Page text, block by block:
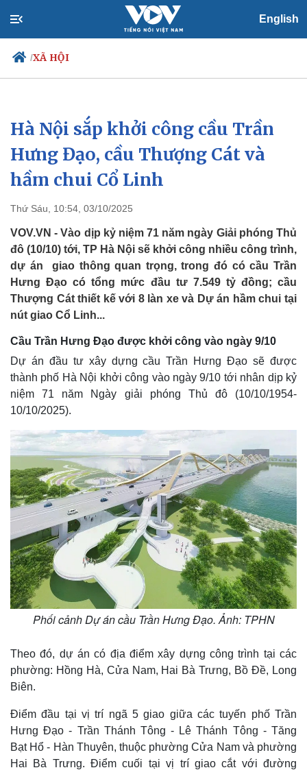
English
/XÃ HỘI
Chính trị
Đảng
Tổ chức nhân sự
Quốc hội
Xã hội
Tin 24h
Dự báo thời tiết
Hà Nội sắp khởi công cầu Trần
Hưng Đạo, cầu Thượng Cát và
hầm chui Cổ Linh
Thứ Sáu, 10:54, 03/10/2025
VOV.VN - Vào dịp kỷ niệm 71 năm ngày Giải phóng Thủ
đô (10/10) tới, TP Hà Nội sẽ khởi công nhiều công trình,
dự án giao thông quan trọng, trong đó có cầu Trần
Hưng Đạo có tổng mức đầu tư 7.549 tỷ đồng; cầu
Thượng Cát thiết kế với 8 làn xe và Dự án hầm chui tại
nút giao Cổ Linh...
Cầu Trần Hưng Đạo được khởi công vào ngày 9/10
Dự án đầu tư xây dựng cầu Trần Hưng Đạo sẽ được
thành phố Hà Nội khởi công vào ngày 9/10 tới nhân dịp kỷ
niệm 71 năm Ngày giải phóng Thủ đô (10/10/1954-
10/10/2025).
Phối cảnh Dự án cầu Trần Hưng Đạo. Ảnh: TPHN
Theo đó, dự án có địa điểm xây dựng công trình tại các
phường: Hồng Hà, Cửa Nam, Hai Bà Trưng, Bồ Đề, Long
Biên.
Điểm đầu tại vị trí ngã 5 giao giữa các tuyến phố Trần
Hưng Đạo - Trần Thánh Tông - Lê Thánh Tông - Tăng
Bạt Hổ - Hàn Thuyên, thuộc phường Cửa Nam và phường
Hai Bà Trưng. Điểm cuối tại vị trí giao cắt với đường